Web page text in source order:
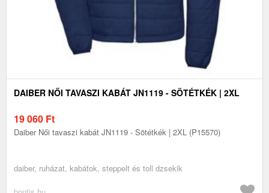
DAIBER NŐI TAVASZI KABÁT JN1119 - SÖTÉTKÉK | 2XL
19 060 Ft
Daiber Női tavaszi kabát JN1119 - Sötétkék | 2XL (P15570)
daiber, ruházat, kabátok, steppelt és toll dzsekik